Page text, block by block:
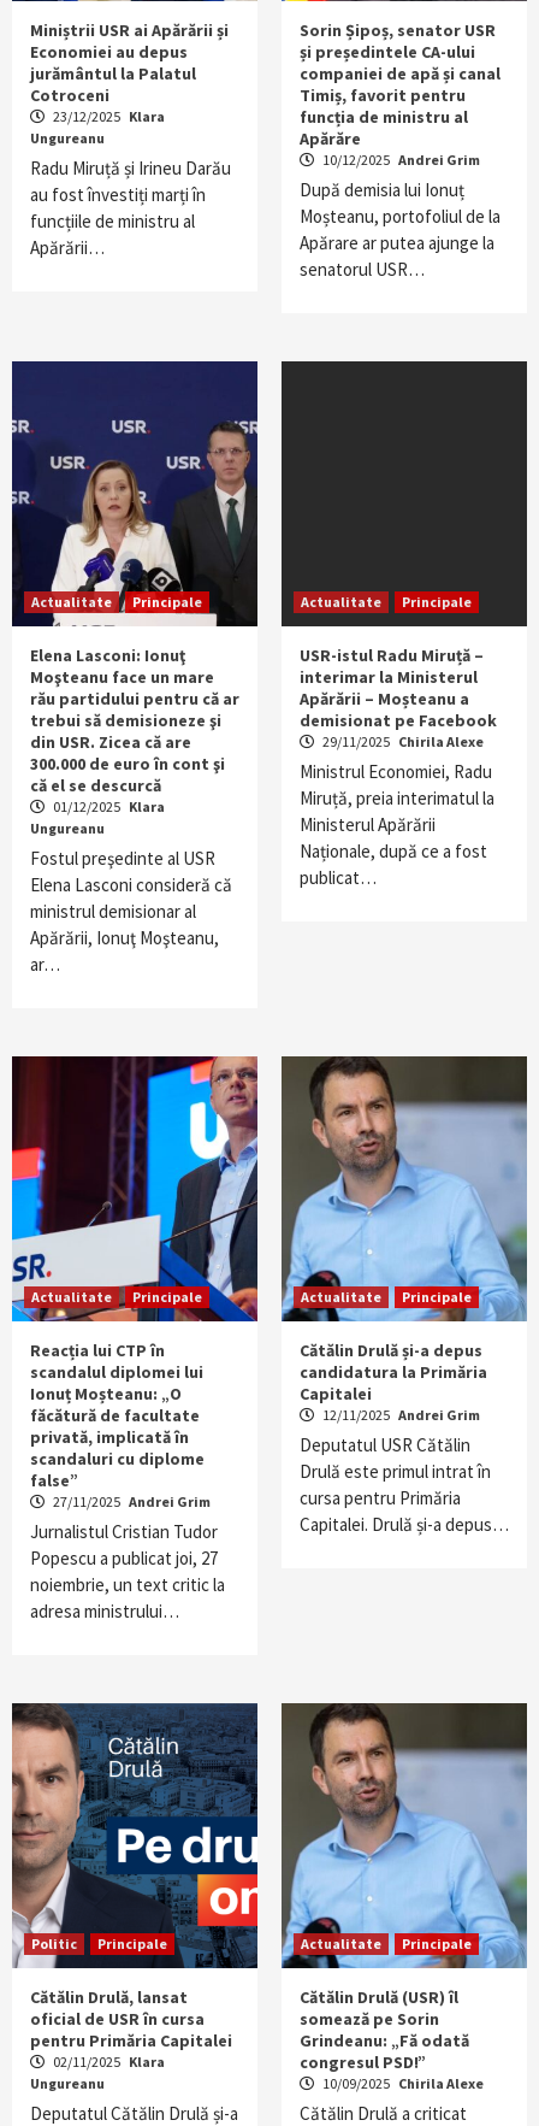
Miniștrii USR ai Apărării și
Economiei au depus
jurământul la Palatul
Cotroceni
23/12/2025 Klara
Ungureanu
Radu Miruță și Irineu Darău
au fost învestiți marți în
funcțiile de ministru al
Apărării…
Sorin Șipoș, senator USR
și președintele CA-ului
companiei de apă și canal
Timiș, favorit pentru
funcția de ministru al
Apărăre
10/12/2025 Andrei Grim
După demisia lui Ionuț
Moșteanu, portofoliul de la
Apărare ar putea ajunge la
senatorul USR…
Actualitate Principale
Elena Lasconi: Ionuţ
Moşteanu face un mare
rău partidului pentru că ar
trebui să demisioneze şi
din USR. Zicea că are
300.000 de euro în cont şi
că el se descurcă
01/12/2025 Klara
Ungureanu
Fostul preşedinte al USR
Elena Lasconi consideră că
ministrul demisionar al
Apărării, Ionuţ Moşteanu,
ar…
Actualitate Principale
USR-istul Radu Miruță –
interimar la Ministerul
Apărării – Moșteanu a
demisionat pe Facebook
29/11/2025 Chirila Alexe
Ministrul Economiei, Radu
Miruță, preia interimatul la
Ministerul Apărării
Naționale, după ce a fost
publicat…
Actualitate Principale
Reacția lui CTP în
scandalul diplomei lui
Ionuț Moșteanu: „O
făcătură de facultate
privată, implicată în
scandaluri cu diplome
false”
27/11/2025 Andrei Grim
Jurnalistul Cristian Tudor
Popescu a publicat joi, 27
noiembrie, un text critic la
adresa ministrului…
Actualitate Principale
Cătălin Drulă și-a depus
candidatura la Primăria
Capitalei
12/11/2025 Andrei Grim
Deputatul USR Cătălin
Drulă este primul intrat în
cursa pentru Primăria
Capitalei. Drulă și-a depus…
Politic Principale
Cătălin Drulă, lansat
oficial de USR în cursa
pentru Primăria Capitalei
02/11/2025 Klara
Ungureanu
Deputatul Cătălin Drulă și-a
Actualitate Principale
Cătălin Drulă (USR) îl
somează pe Sorin
Grindeanu: „Fă odată
congresul PSD!”
10/09/2025 Chirila Alexe
Cătălin Drulă a criticat